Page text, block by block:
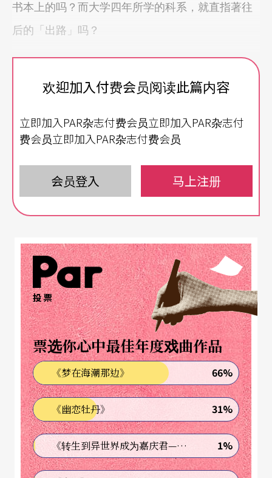
书本上的吗？而大学四年所学的科系，就直指著往
后的「出路」吗？
考试考好、书得念好，但就是要跷课去打球；放下
高学历、好工作，偏要组乐团弹吉他。说他们是
义又在哪里？
感觉年少的自己有「奇怪的反骨」，王希文笑著
说：「好学生底下，也会有叛逆的因子！」但也是
因为这个小小的因子，让他一头栽入音乐的创作，
定。累积的创作风格多变，融合摇滚、爵士、蓝
调、流行以及古典，作品也横跨剧场、电视、电
影、广告、现代舞与流行音乐。然而惊讶这些成果
之余，令人难以置信的是高中以前，他只有上过一
堂学龄前哭著回家的钢琴课。
从政治系到音乐的「岔路」
从小就在学校表现得不错，王希文就像是典型的台
北小孩，家庭的价值观就是高中念前几志愿，接著
一路要上台大、政大，毕业之后就是考托福，两年
之后出国念书。一方往这条路前进，但另一方的
欢迎加入付费会员阅读此篇内容
立即加入PAR杂志付费会员立即加入PAR杂志付
费会员立即加入PAR杂志付费会员
会员登入 马上注册
投票
票选你心中最佳年度戏曲作品
《梦在海潮那边》 66%
《幽恋牡丹》 31%
《转生到异世界成为嘉庆君—发现我的祖先是诈骗集团!?》 1%